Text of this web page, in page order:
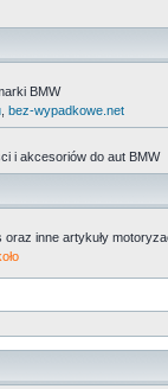
BMW
bez-wypadkowe.net
i akcesoriów do aut BMW
oraz inne artykuły